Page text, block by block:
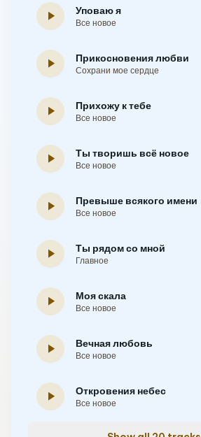
play_arrow Уповаю я
Все новое
play_arrow Прикосновения любви
Сохрани мое сердце
play_arrow Прихожу к тебе
Все новое
play_arrow Ты творишь всё новое
Все новое
play_arrow Превыше всякого имени
Все новое
play_arrow Ты рядом со мной
Главное
play_arrow Моя скала
Все новое
play_arrow Вечная любовь
Все новое
play_arrow Откровения небес
Все новое